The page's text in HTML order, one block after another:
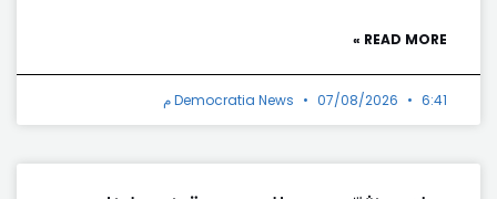
READ MORE »
Democratia News 07/08/2026 6:41 م